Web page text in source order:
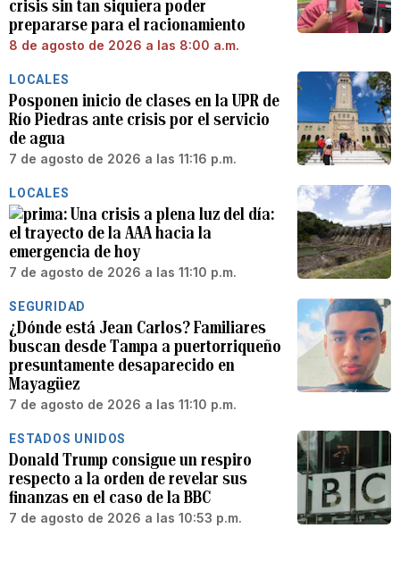
crisis sin tan siquiera poder
prepararse para el racionamiento
8 de agosto de 2026 a las 8:00 a.m.
LOCALES
Posponen inicio de clases en la UPR de
Río Piedras ante crisis por el servicio
de agua
7 de agosto de 2026 a las 11:16 p.m.
LOCALES
Una crisis a plena luz del día:
el trayecto de la AAA hacia la
emergencia de hoy
7 de agosto de 2026 a las 11:10 p.m.
SEGURIDAD
¿Dónde está Jean Carlos? Familiares
buscan desde Tampa a puertorriqueño
presuntamente desaparecido en
Mayagüez
7 de agosto de 2026 a las 11:10 p.m.
ESTADOS UNIDOS
Donald Trump consigue un respiro
respecto a la orden de revelar sus
finanzas en el caso de la BBC
7 de agosto de 2026 a las 10:53 p.m.